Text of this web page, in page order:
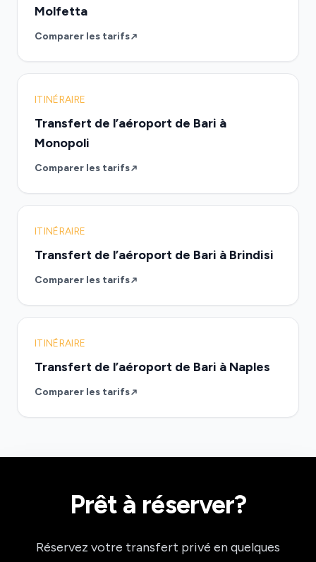
Molfetta
Comparer les tarifs
ITINÉRAIRE
Transfert de l’aéroport de Bari à
Monopoli
Comparer les tarifs
ITINÉRAIRE
Transfert de l’aéroport de Bari à Brindisi
Comparer les tarifs
ITINÉRAIRE
Transfert de l’aéroport de Bari à Naples
Comparer les tarifs
Prêt à réserver?
Réservez votre transfert privé en quelques